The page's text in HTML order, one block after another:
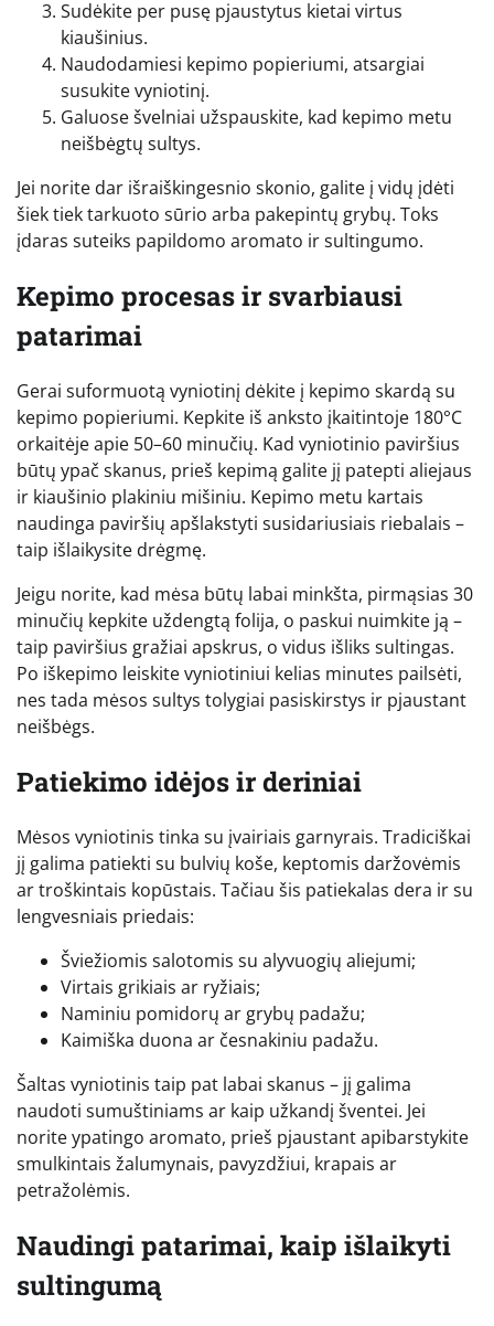
Sudėkite per pusę pjaustytus kietai virtus
kiaušinius.
Naudodamiesi kepimo popieriumi, atsargiai
susukite vyniotinį.
Galuose švelniai užspauskite, kad kepimo metu
neišbėgtų sultys.
Jei norite dar išraiškingesnio skonio, galite į vidų įdėti
šiek tiek tarkuoto sūrio arba pakepintų grybų. Toks
įdaras suteiks papildomo aromato ir sultingumo.
Kepimo procesas ir svarbiausi
patarimai
Gerai suformuotą vyniotinį dėkite į kepimo skardą su
kepimo popieriumi. Kepkite iš anksto įkaitintoje 180°C
orkaitėje apie 50–60 minučių. Kad vyniotinio paviršius
būtų ypač skanus, prieš kepimą galite jį patepti aliejaus
ir kiaušinio plakiniu mišiniu. Kepimo metu kartais
naudinga paviršių apšlakstyti susidariusiais riebalais –
taip išlaikysite drėgmę.
Jeigu norite, kad mėsa būtų labai minkšta, pirmąsias 30
minučių kepkite uždengtą folija, o paskui nuimkite ją –
taip paviršius gražiai apskrus, o vidus išliks sultingas.
Po iškepimo leiskite vyniotiniui kelias minutes pailsėti,
nes tada mėsos sultys tolygiai pasiskirstys ir pjaustant
neišbėgs.
Patiekimo idėjos ir deriniai
Mėsos vyniotinis tinka su įvairiais garnyrais. Tradiciškai
jį galima patiekti su bulvių koše, keptomis daržovėmis
ar troškintais kopūstais. Tačiau šis patiekalas dera ir su
lengvesniais priedais:
Šviežiomis salotomis su alyvuogių aliejumi;
Virtais grikiais ar ryžiais;
Naminiu pomidorų ar grybų padažu;
Kaimiška duona ar česnakiniu padažu.
Šaltas vyniotinis taip pat labai skanus – jį galima
naudoti sumuštiniams ar kaip užkandį šventei. Jei
norite ypatingo aromato, prieš pjaustant apibarstykite
smulkintais žalumynais, pavyzdžiui, krapais ar
petražolėmis.
Naudingi patarimai, kaip išlaikyti
sultingumą